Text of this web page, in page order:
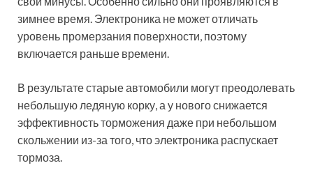
зимнее время. Электроника не может отличать
уровень промерзания поверхности, поэтому
включается раньше времени.
В результате старые автомобили могут преодолевать
небольшую ледяную корку, а у нового снижается
эффективность торможения даже при небольшом
скольжении из-за того, что электроника распускает
тормоза.